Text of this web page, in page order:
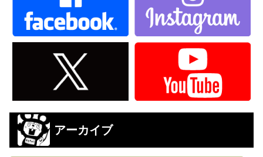
アーカイブ